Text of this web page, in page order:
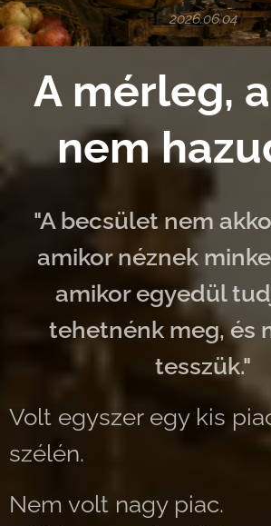
2026.06.04
A mérleg,
nem
"A becsület nem
amikor néznek
amikor egyedül
tehetnénk meg, és
tesszük."
Volt egyszer egy kis
szélén.
Nem volt nagy piac.